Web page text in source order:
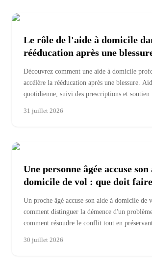
Le rôle de l'aide à domicile
rééducation après une
Découvrez comment une aide à domicile
accélère la rééducation après une blessure.
quotidienne, suivi des prescriptions et soutien
31 juillet 2026
Une personne âgée accuse son
domicile de vol : que doit
Un proche âgé accuse son aide à domicile de
comment distinguer la démence d'un
comment résoudre le conflit tout en
30 juillet 2026